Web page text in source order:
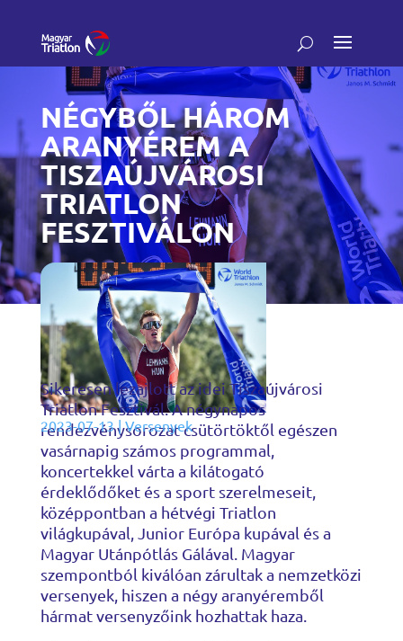
NÉGYBŐL HÁROM
ARANYÉREM A
TISZAÚJVÁROSI
TRIATLON
FESZTIVÁLON
2023-07-13|Versenyek
Sikeresen lezajlott az idei Tiszaújvárosi
Triatlon Fesztivál. A négynapos
rendezvénysorozat csütörtöktől egészen
vasárnapig számos programmal,
koncertekkel várta a kilátogató
érdeklődőket és a sport szerelmeseit,
középpontban a hétvégi Triatlon
világkupával, Junior Európa kupával és a
Magyar Utánpótlás Gálával. Magyar
szempontból kiválóan zárultak a nemzetközi
versenyek, hiszen a négy aranyéremből
hármat versenyzőink hozhattak haza.